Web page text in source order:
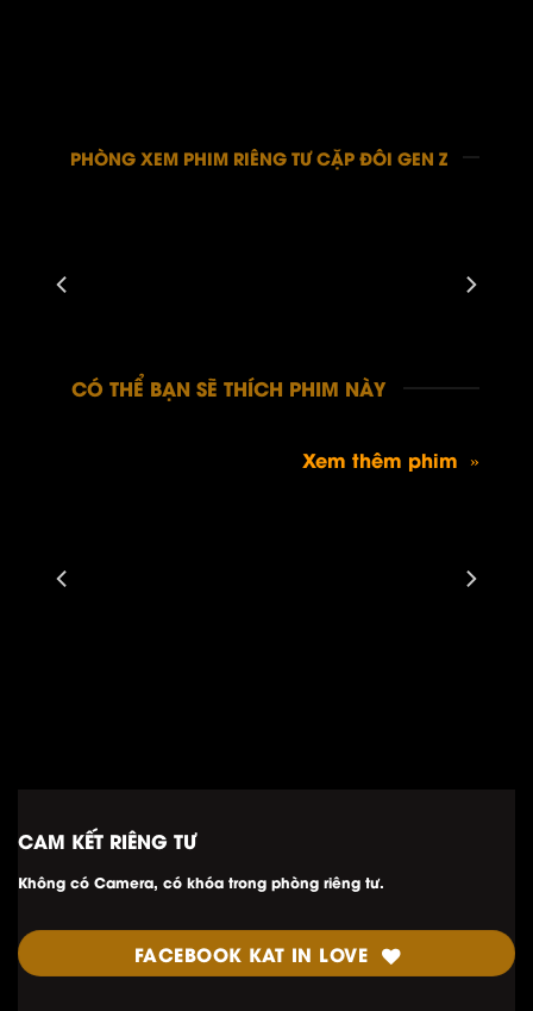
PHÒNG XEM PHIM RIÊNG TƯ CẶP ĐÔI GEN Z
CÓ THỂ BẠN SẼ THÍCH PHIM NÀY
Xem thêm phim »
CAM KẾT RIÊNG TƯ
Không có Camera, có khóa trong phòng riêng tư.
FACEBOOK KAT IN LOVE